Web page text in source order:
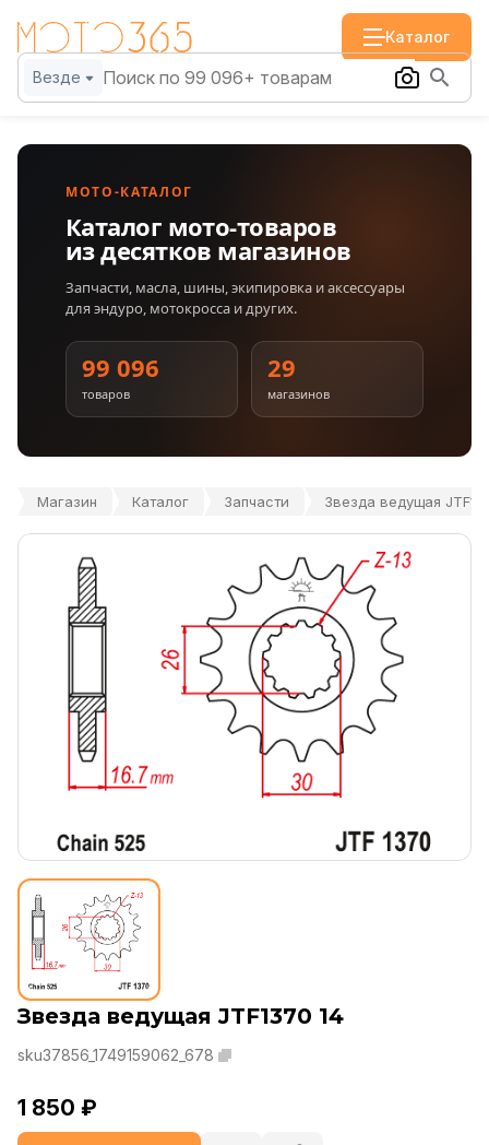
Каталог
Везде
МОТО-КАТАЛОГ
Каталог мото-товаров
из десятков магазинов
Запчасти, масла, шины, экипировка и аксессуары
для эндуро, мотокросса и других.
99 096
товаров
29
магазинов
Магазин Каталог Запчасти Звезда ведущая
Звезда ведущая JTF1370 14
sku37856_1749159062_678
1 850 ₽